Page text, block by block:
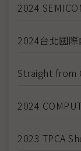
2024
2024台北國際
Straight from
2024
2023 TPCA